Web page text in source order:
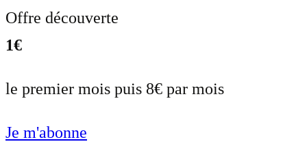
Offre découverte
1€
le premier mois puis 8€ par mois
Je m'abonne